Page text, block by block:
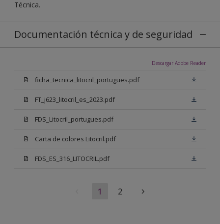
Técnica.
Documentación técnica y de seguridad
Descargar Adobe Reader
ficha_tecnica_litocril_portugues.pdf
FT_j623_litocril_es_2023.pdf
FDS_Litocril_portugues.pdf
Carta de colores Litocril.pdf
FDS_ES_316_LITOCRIL.pdf
1 2